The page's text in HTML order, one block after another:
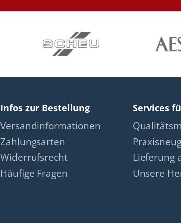
Infos zur Bestellung
Versandinformationen
Zahlungsarten
Widerrufsrecht
Häufige Fragen
Services
Lieferung
Unsere